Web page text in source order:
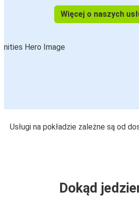
Więcej o naszych
Usługi na pokładzie zależne są od
Dokąd